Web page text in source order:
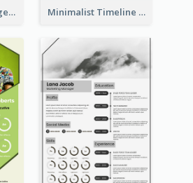
Simple Teal College Student Resume Minimalist Timeline Medical Student Resume